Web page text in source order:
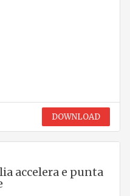
DOWNLOAD
accelera e punta